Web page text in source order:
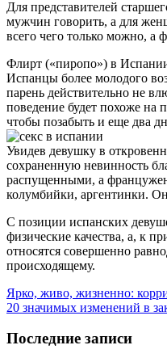
Для представителей
мужчин говорить, а для
всего чего только можно, а
Флирт («пиропо») в
Испанцы более молодого
парень действительно не
поведение будет похоже на
чтобы позабыть и еще два
Увидев девушку в
сохраненную невинность
распущенными, а
колумбийки, аргентинки.
С позиции испанских
физические качества, а, к
относятся совершенно
происходящему.
Ярко, живо, жизненно:
20 значимых изменений в
Последние записи